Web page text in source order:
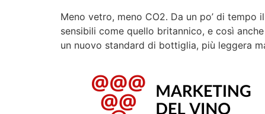
Meno vetro, meno CO2. Da un po’ di
sensibili come quello britannico, e così
un nuovo standard di bottiglia, più leggera